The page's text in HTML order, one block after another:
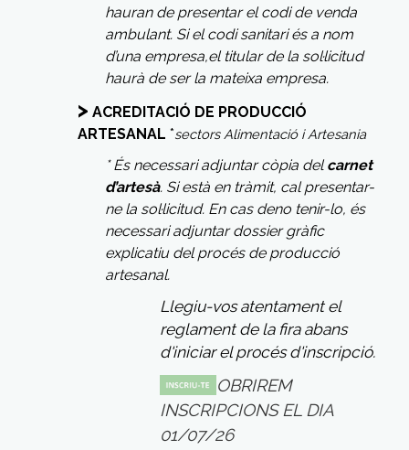
hauran de presentar el codi de venda
ambulant. Si el codi sanitari és a nom
d’una empresa,el titular de la sol·licitud
haurà de ser la mateixa empresa.
> ACREDITACIÓ DE PRODUCCIÓ
ARTESANAL *sectors Alimentació i Artesania
* És necessari adjuntar còpia delcarnet
d’artesà. Si està en tràmit, cal presentar-
ne la sol·licitud. En cas deno tenir-lo, és
necessari adjuntar dossier gràfic
explicatiu del procés de producció
artesanal.
Llegiu-vos atentament el
reglament de la fira abans
d'iniciar el procés d'inscripció.
OBRIREM
INSCRIPCIONS EL DIA
01/07/26